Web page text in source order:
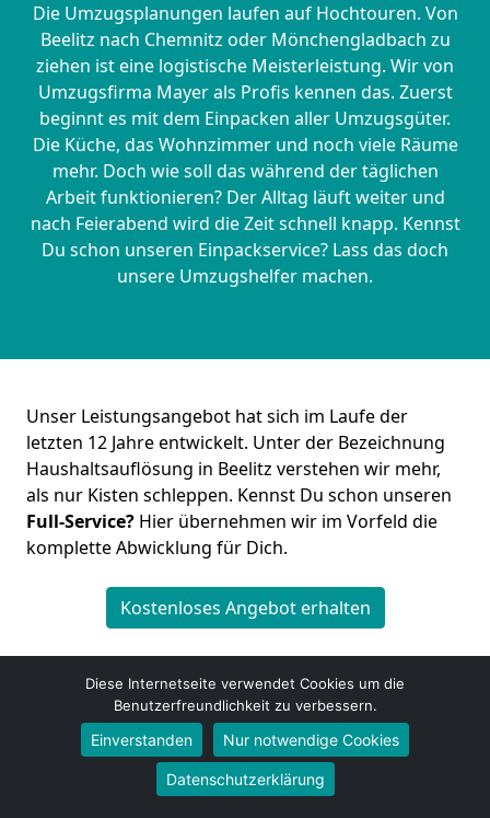
Die Umzugsplanungen laufen auf Hochtouren. Von
Beelitz nach Chemnitz oder Mönchen­gladbach zu
ziehen ist eine logistische Meisterleistung. Wir von
Umzugsfirma Mayer als Profis kennen das. Zuerst
beginnt es mit dem Einpacken aller Umzugsgüter.
Die Küche, das Wohnzimmer und noch viele Räume
mehr. Doch wie soll das während der täglichen
Arbeit funktionieren? Der Alltag läuft weiter und
nach Feierabend wird die Zeit schnell knapp. Kennst
Du schon unseren Einpackservice? Lass das doch
unsere Umzugshelfer machen.
Unser Leistungsangebot hat sich im Laufe der
letzten 12 Jahre entwickelt. Unter der Bezeichnung
Haushaltsauflösung in Beelitz verstehen wir mehr,
als nur Kisten schleppen. Kennst Du schon unseren
Full-Service? Hier übernehmen wir im Vorfeld die
komplette Abwicklung für Dich.
Kostenloses Angebot erhalten
Umzugsfirma Mayer
Diese Internetseite verwendet Cookies um die
Benutzerfreundlichkeit zu verbessern.
Einverstanden Nur notwendige Cookies
Datenschutzerklärung